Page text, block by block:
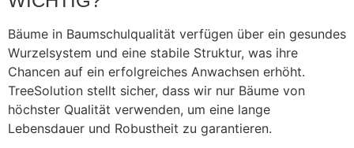
Bäume in Baumschulqualität verfügen über ein gesundes
Wurzelsystem und eine stabile Struktur, was ihre
Chancen auf ein erfolgreiches Anwachsen erhöht.
TreeSolution stellt sicher, dass wir nur Bäume von
höchster Qualität verwenden, um eine lange
Lebensdauer und Robustheit zu garantieren.